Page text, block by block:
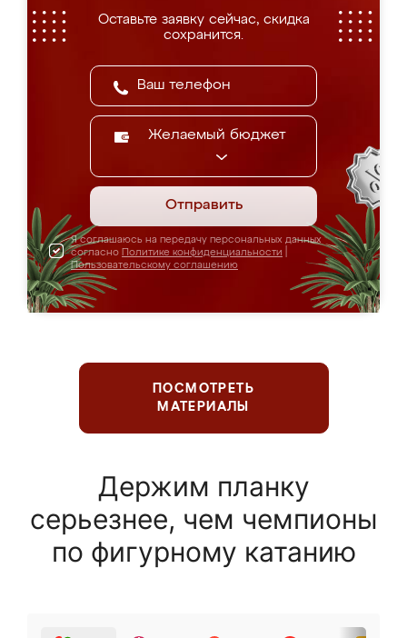
Оставьте заявку сейчас, скидка
сохранится.
Желаемый бюджет
Отправить
Я соглашаюсь на передачу персональных данных
согласно Политике конфиденциальности
Пользовательскому соглашению
ПОСМОТРЕТЬ
МАТЕРИАЛЫ
Держим планку
серьезнее, чем чемпионы
по фигурному катанию